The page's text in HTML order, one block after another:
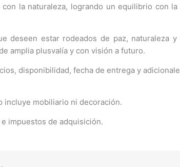
la naturaleza, logrando un equilibrio con
deseen estar rodeados de paz, naturaleza y
amplia plusvalía y con visión a futuro.
disponibilidad, fecha de entrega y
mobiliario ni decoración.
impuestos de adquisición.